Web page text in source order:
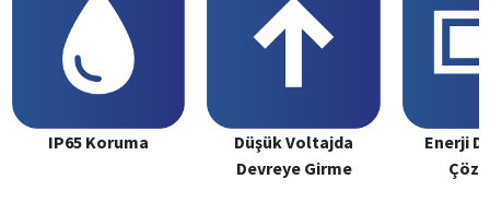
IP65 Koruma
Düşük Voltajda
Devreye Girme
Enerji